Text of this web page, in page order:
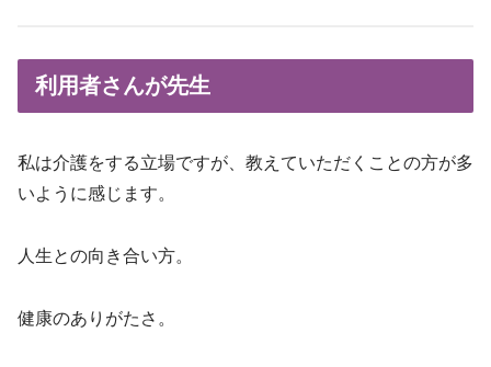
利用者さんが先生
私は介護をする立場ですが、教えていただくことの方が多
いように感じます。
人生との向き合い方。
健康のありがたさ。